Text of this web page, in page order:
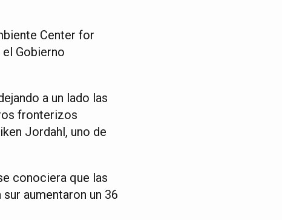
Center for
Gobierno
a un lado las
fronterizos
Jordahl, uno de
conociera que las
aumentaron un 36